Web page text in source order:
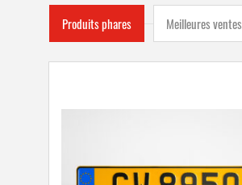
Produits phares Meilleures ventes